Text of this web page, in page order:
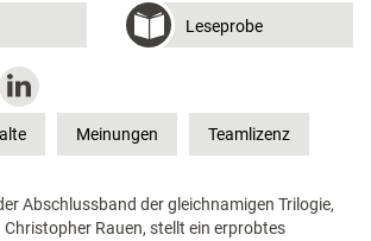
Leseprobe
Meinungen Teamlizenz
Abschlussband der gleichnamigen Trilogie,
Christopher Rauen, stellt ein erprobtes